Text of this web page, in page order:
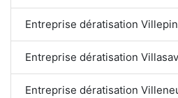
Entreprise dératisation
Entreprise dératisation
Entreprise dératisation